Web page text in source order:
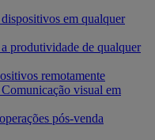
em qualquer
produtividade de qualquer
remotamente
Comunicação visual em
pós-venda